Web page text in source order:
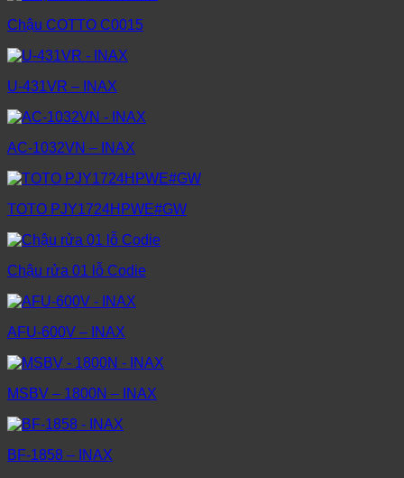
Chậu COTTO C0015
U-431VR – INAX
AC-1032VN – INAX
TOTO PJY1724HPWE#GW
Chậu rửa 01 lỗ Codie
AFU-600V – INAX
MSBV – 1800N – INAX
BF-1858 – INAX